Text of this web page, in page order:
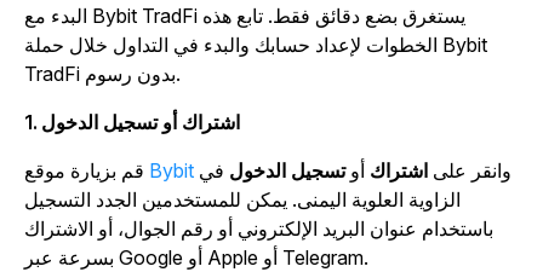
البدء مع Bybit TradFi يستغرق بضع دقائق فقط. تابع هذه
الخطوات لإعداد حسابك والبدء في التداول خلال حملة Bybit
1. اشتراك أو تسجيل الدخول
قم بزيارة موقعBybit وانقر علىاشتراكأوتسجيل الدخولفي
الزاوية العلوية اليمنى. يمكن للمستخدمين الجدد التسجيل
باستخدام عنوان البريد الإلكتروني أو رقم الجوال، أو الاشتراك
بسرعة عبر Google أو Apple أو Telegram.